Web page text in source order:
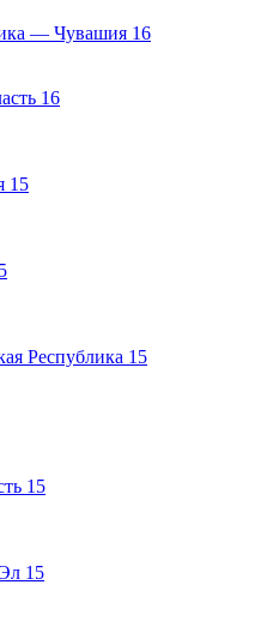
— Чувашия 16
16
15
Республика 15
15
15